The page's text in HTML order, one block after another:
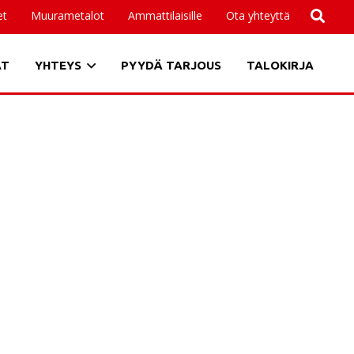
Muurametalot Ammattilaisille Ota yhteyttä
YHTEYS PYYDÄ TARJOUS TALOKIRJA